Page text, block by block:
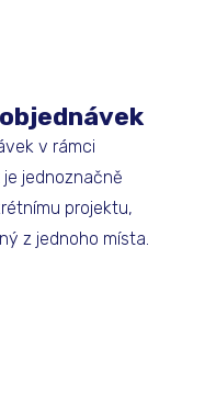
v rámci
jednoznačně
projektu,
z jednoho místa.